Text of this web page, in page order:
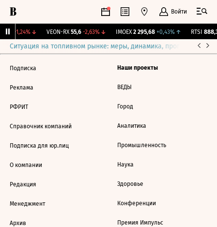
Войти
-1,24%↓ VEON-RX 55,6 -2,63%↓ IMOEX 2 295,68 +0,43%↑ RTSI
Ситуация на топливном рынке: меры, динамика, прогнозы
Подписка
Реклама
РФРИТ
Справочник компаний
Подписка для юр.лиц
О компании
Редакция
Менеджмент
Архив
Наши проекты
ВЕДЫ
Город
Аналитика
Промышленность
Наука
Здоровье
Конференции
Премия Импульс